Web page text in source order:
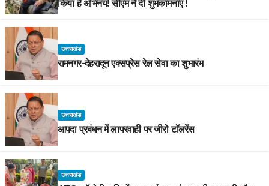
किया है अभिनय! सीएम ने दी शुभकामनाएं !
उत्तराखंड
रामनगर-देहरादून एक्सप्रेस रेल सेवा का शुभारंभ
उत्तराखंड
आपदा प्रबंधन में लापरवाही पर जीरो टॉलरेंस
उत्तराखंड